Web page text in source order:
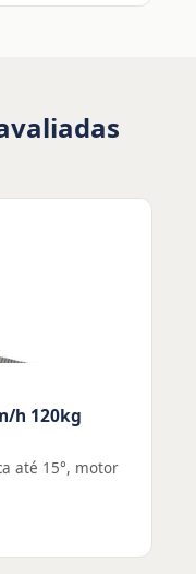
h 120kg
até 15°, motor